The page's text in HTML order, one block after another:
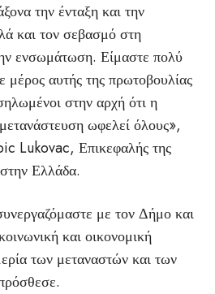
την ένταξη και την
και τον σεβασμό στη
ενσωμάτωση. Είμαστε πολύ
μέρος αυτής της πρωτοβουλίας
στην αρχή ότι η
ωφελεί όλους»,
Lukovac, Επικεφαλής της
Ελλάδα.
με τον Δήμο και
και οικονομική
των μεταναστών και των